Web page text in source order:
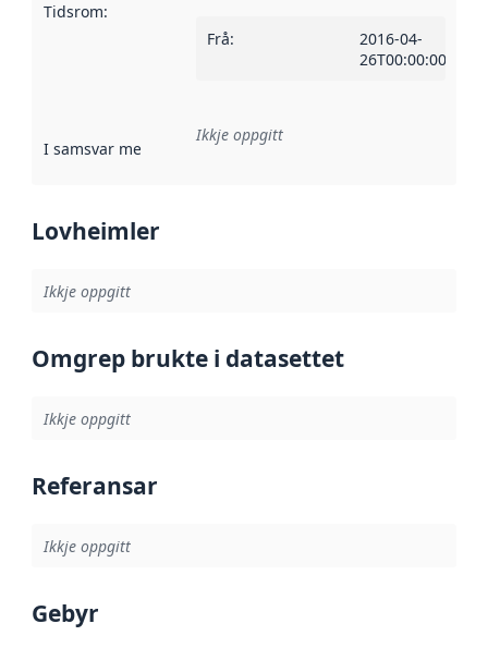
Tidsrom:
Frå:
2016-04-
26T00:00:00Z
I samsvar med Referanse til ei implementeringsregel eller
Ikkje oppgitt
Lovheimler
Ikkje oppgitt
Omgrep brukte i datasettet
Ikkje oppgitt
Referansar
Ikkje oppgitt
Gebyr